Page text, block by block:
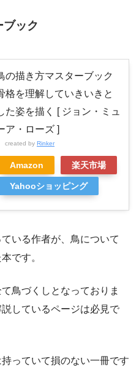
ック
の描き方マスターブック
格を理解していきいきと
た姿を描く [ ジョン・ミュ
ア・ローズ ]
created by Rinker
Amazon 楽天市場
Yahooショッピング
いる作者が、鳥について
です。
鳥づくしとなっておりま
しているページは必見で
っていて損のない一冊です